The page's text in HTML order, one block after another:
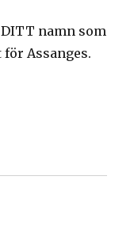
namn som
Assanges.